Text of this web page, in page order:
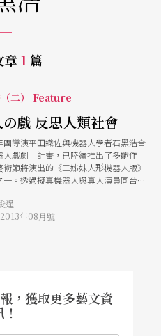
章 1 篇
二） Feature
戲 反思人類社會
團導演平田織佐與機器人學者石黑浩合
人戲劇」計畫，已陸續推出了多齣作
術節將演出的《三姊妹人形機器人版》
一。透過擬真機器人與真人演員同台，
夠藉此進一步思索「人之所以為人」
值。
逞
年08月號
，獲取更多藝文資